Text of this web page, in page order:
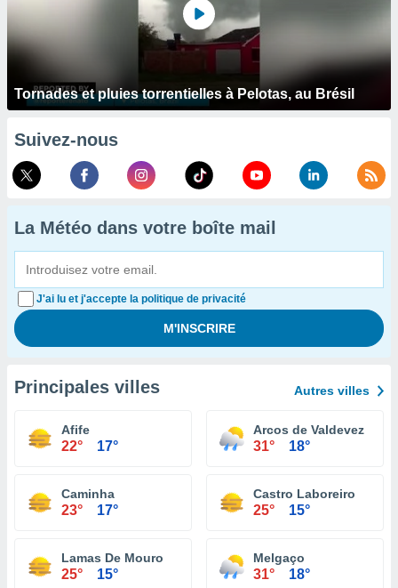
Tornades et pluies torrentielles à Pelotas, au Brésil
Suivez-nous
La Météo dans votre boîte mail
J'ai lu et j'accepte la politique de privacité
Principales villes Autres villes
Afife
22° 17°
Arcos de Valdevez
31° 18°
Caminha
23° 17°
Castro Laboreiro
25° 15°
Lamas De Mouro
25° 15°
Melgaço
31° 18°